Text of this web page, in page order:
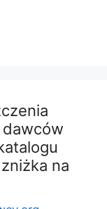
dawców
na